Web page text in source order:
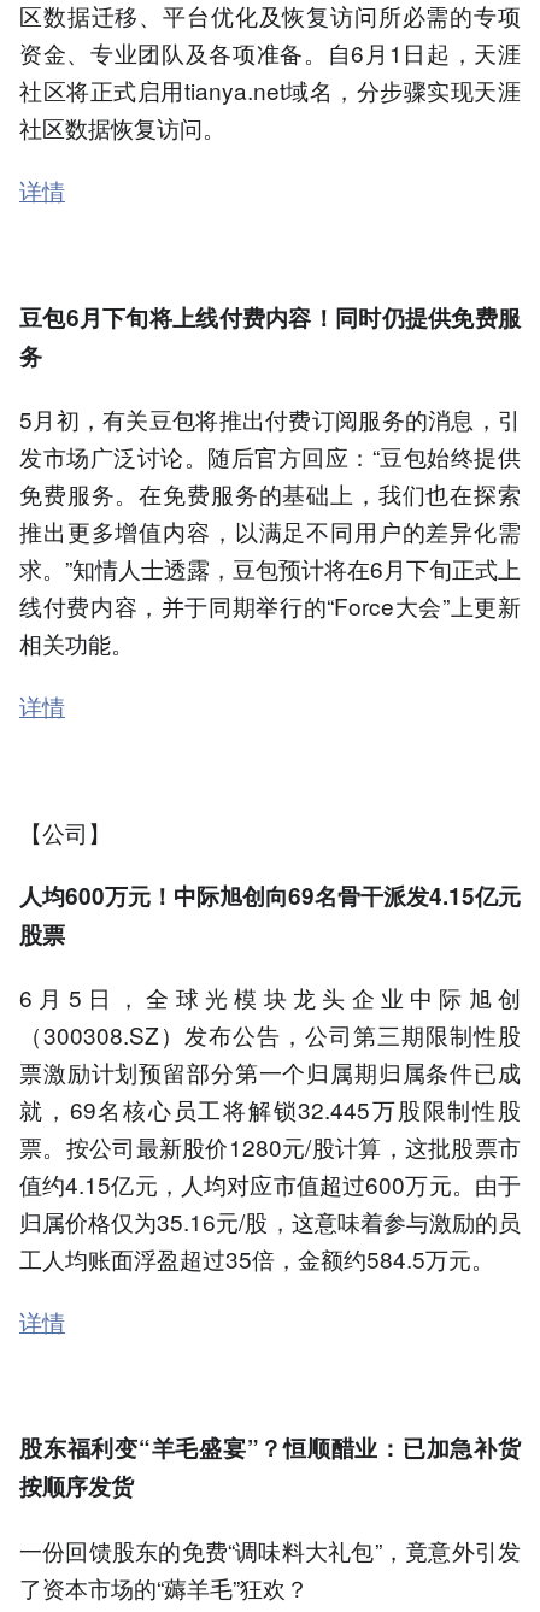
区数据迁移、平台优化及恢复访问所必需的专项
资金、专业团队及各项准备。自6月1日起，天涯
社区将正式启用tianya.net域名，分步骤实现天涯
社区数据恢复访问。
详情
豆包6月下旬将上线付费内容！同时仍提供免费服
务
5月初，有关豆包将推出付费订阅服务的消息，引
发市场广泛讨论。随后官方回应：“豆包始终提供
免费服务。在免费服务的基础上，我们也在探索
推出更多增值内容，以满足不同用户的差异化需
求。”知情人士透露，豆包预计将在6月下旬正式上
线付费内容，并于同期举行的“Force大会”上更新
相关功能。
详情
【公司】
人均600万元！中际旭创向69名骨干派发4.15亿元
股票
6月5日，全球光模块龙头企业中际旭创
（300308.SZ）发布公告，公司第三期限制性股
票激励计划预留部分第一个归属期归属条件已成
就，69名核心员工将解锁32.445万股限制性股
票。按公司最新股价1280元/股计算，这批股票市
值约4.15亿元，人均对应市值超过600万元。由于
归属价格仅为35.16元/股，这意味着参与激励的员
工人均账面浮盈超过35倍，金额约584.5万元。
详情
股东福利变“羊毛盛宴”？恒顺醋业：已加急补货
按顺序发货
一份回馈股东的免费“调味料大礼包”，竟意外引发
了资本市场的“薅羊毛”狂欢？